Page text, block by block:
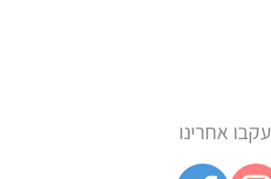
עקבו אחרינו